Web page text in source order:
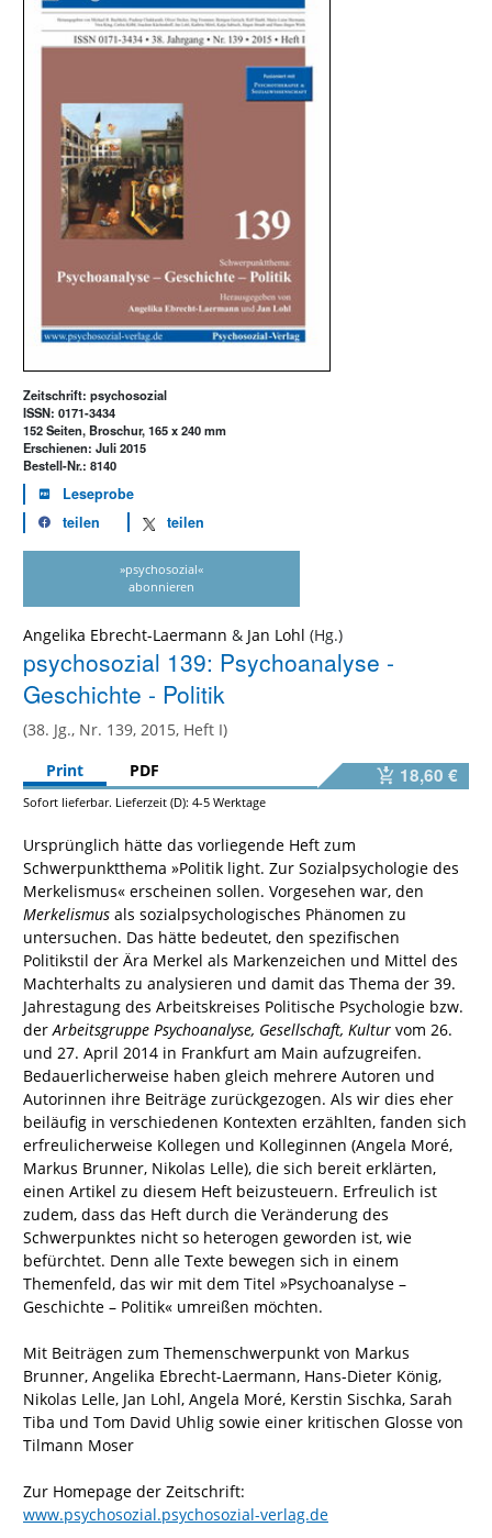
Zeitschrift: psychosozial
ISSN: 0171-3434
152 Seiten, Broschur, 165 x 240 mm
Erschienen: Juli 2015
Bestell-Nr.: 8140
Leseprobe
teilen
teilen
»psychosozial«
abonnieren
Angelika Ebrecht-Laermann & Jan Lohl
psychosozial 139: Psychoanalyse -
Geschichte - Politik
(38. Jg., Nr. 139, 2015, Heft I)
Print
PDF 18,60 €
Sofort lieferbar. Lieferzeit (D): 4-5 Werktage
Ursprünglich hätte das vorliegende Heft zum
Schwerpunktthema »Politik light. Zur Sozialpsychologie des
Merkelismus« erscheinen sollen. Vorgesehen war, den
Merkelismus als sozialpsychologisches Phänomen zu
untersuchen. Das hätte bedeutet, den spezifischen
Politikstil der Ära Merkel als Markenzeichen und Mittel des
Machterhalts zu analysieren und damit das Thema der 39.
Jahrestagung des Arbeitskreises Politische Psychologie bzw.
der Arbeitsgruppe Psychoanalyse, Gesellschaft, Kultur vom 26.
und 27. April 2014 in Frankfurt am Main aufzugreifen.
Bedauerlicherweise haben gleich mehrere Autoren und
Autorinnen ihre Beiträge zurückgezogen. Als wir dies eher
beiläufig in verschiedenen Kontexten erzählten, fanden sich
erfreulicherweise Kollegen und Kolleginnen (Angela Moré,
Markus Brunner, Nikolas Lelle), die sich bereit erklärten,
einen Artikel zu diesem Heft beizusteuern. Erfreulich ist
zudem, dass das Heft durch die Veränderung des
Schwerpunktes nicht so heterogen geworden ist, wie
befürchtet. Denn alle Texte bewegen sich in einem
Themenfeld, das wir mit dem Titel »Psychoanalyse –
Geschichte – Politik« umreißen möchten.
Mit Beiträgen zum Themenschwerpunkt von Markus
Brunner, Angelika Ebrecht-Laermann, Hans-Dieter König,
Nikolas Lelle, Jan Lohl, Angela Moré, Kerstin Sischka, Sarah
Tiba und Tom David Uhlig sowie einer kritischen Glosse von
Tilmann Moser
Zur Homepage der Zeitschrift:
www.psychosozial.psychosozial-verlag.de